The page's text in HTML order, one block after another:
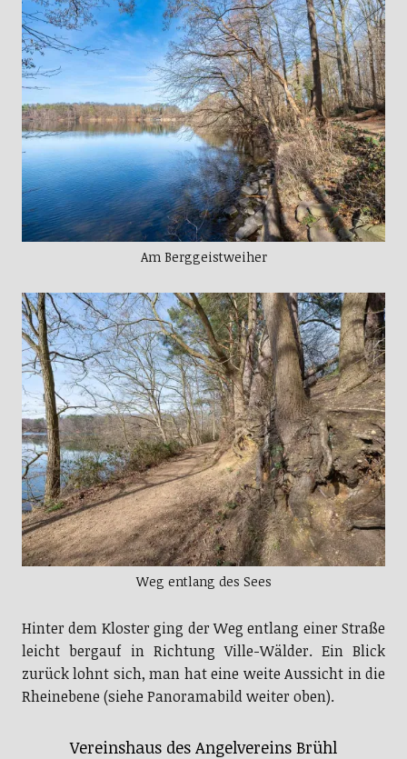
Am Berggeistweiher
Weg entlang des Sees
Hinter dem Kloster ging der Weg entlang einer Straße
leicht bergauf in Richtung Ville-Wälder. Ein Blick
zurück lohnt sich, man hat eine weite Aussicht in die
Rheinebene (siehe Panoramabild weiter oben).
Vereinshaus des Angelvereins Brühl